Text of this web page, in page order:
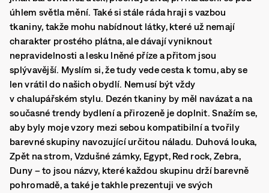
úhlem světla mění. Také si stále ráda hraji s vazbou
tkaniny, takže mohu nabídnout látky, které už nemají
charakter prostého plátna, ale dávají vyniknout
nepravidelnosti a lesku lněné příze a přitom jsou
splývavější. Myslím si, že tudy vede cesta k tomu, aby se
len vrátil do našich obydlí. Nemusí být vždy
v chalupářském stylu. Dezén tkaniny by měl navázat a na
současné trendy bydlení a přirozeně je doplnit. Snažím se,
aby byly moje vzory mezi sebou kompatibilní a tvořily
barevné skupiny navozující určitou náladu. Duhová louka,
Zpět na strom, Vzdušné zámky, Egypt, Red rock, Zebra,
Duny – to jsou názvy, které každou skupinu drží barevně
pohromadě, a také je takhle prezentuji ve svých